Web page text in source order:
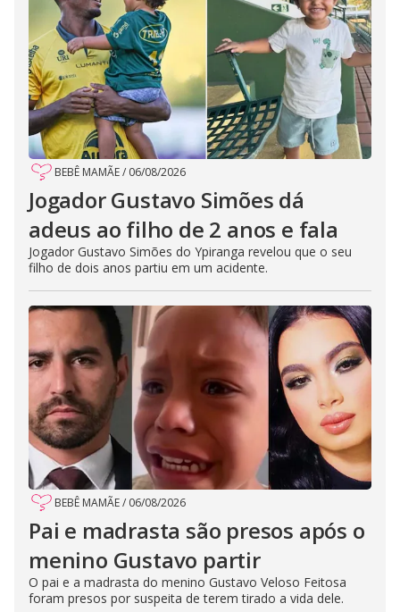
BEBÊ MAMÃE/ 06/08/2026
Jogador Gustavo Simões dá
adeus ao filho de 2 anos e fala
Jogador Gustavo Simões do Ypiranga revelou que o seu
filho de dois anos partiu em um acidente.
BEBÊ MAMÃE/ 06/08/2026
Pai e madrasta são presos após o
menino Gustavo partir
O pai e a madrasta do menino Gustavo Veloso Feitosa
foram presos por suspeita de terem tirado a vida dele.